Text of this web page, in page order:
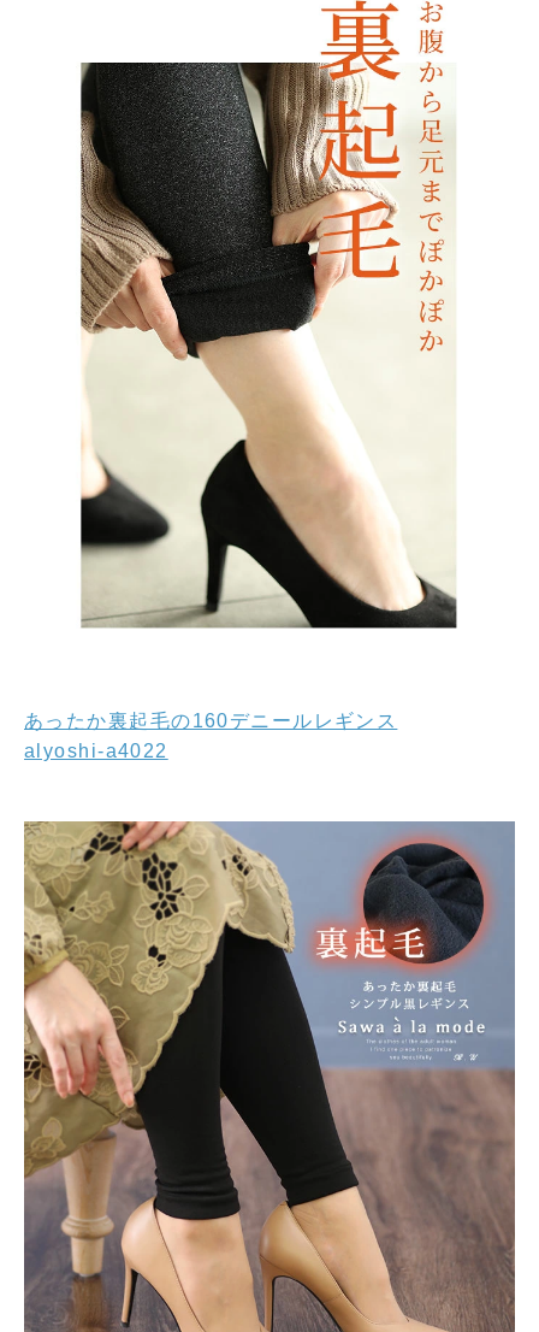
あったか裏起毛の160デニールレギンス
alyoshi-a4022